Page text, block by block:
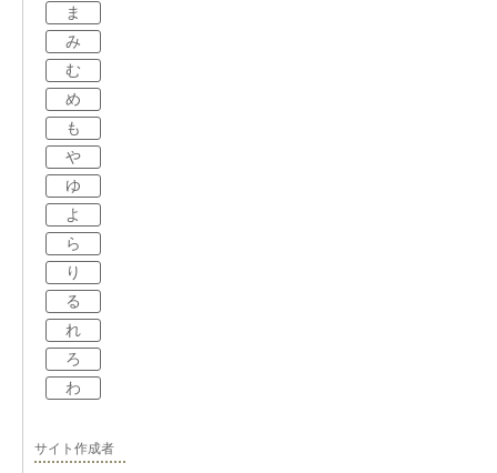
ま
み
む
め
も
や
ゆ
よ
ら
り
る
れ
ろ
わ
サイト作成者